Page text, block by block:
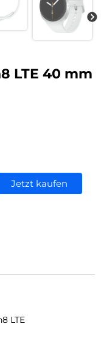
LTE 40 mm
Jetzt kaufen
LTE